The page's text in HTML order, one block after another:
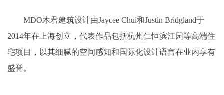
MDO木君建筑设计由Jaycee Chui和Justin Bridgland于
2014年在上海创立，代表作品包括杭州仁恒滨江园等高端住
宅项目，以其细腻的空间感知和国际化设计语言在业内享有
盛誉。